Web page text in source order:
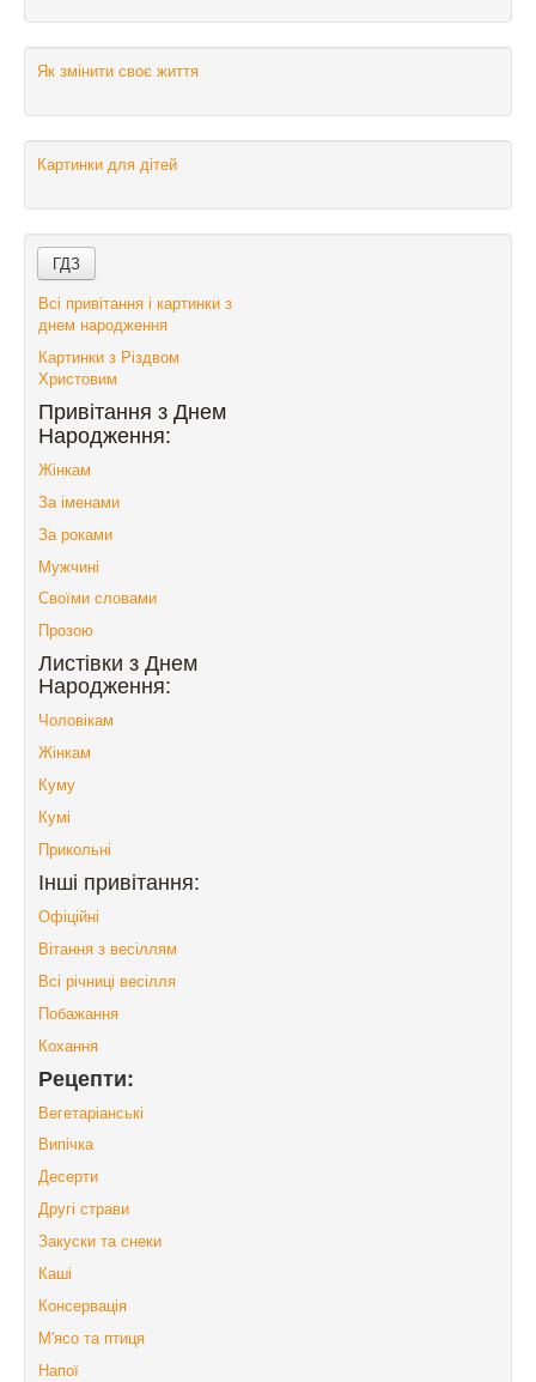
Як змінити своє життя
Картинки для дітей
Всі привітання і картинки з
днем народження
Картинки з Різдвом
Христовим
Привітання з Днем
Народження:
Жінкам
За іменами
За роками
Мужчині
Своїми словами
Прозою
Листівки з Днем
Народження:
Чоловікам
Жінкам
Куму
Кумі
Прикольні
Інші привітання:
Офіційні
Вітання з весіллям
Всі річниці весілля
Побажання
Кохання
Рецепти:
Вегетаріанські
Випічка
Десерти
Другі страви
Закуски та снеки
Каші
Консервація
М'ясо та птиця
Напої